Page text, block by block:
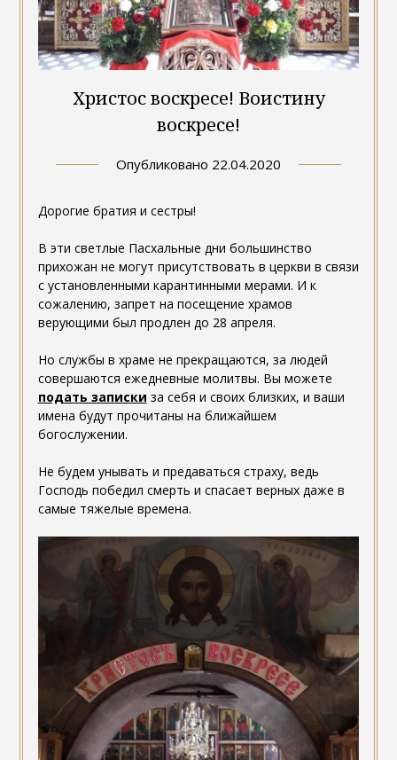
Христос воскресе! Воистину
воскресе!
Опубликовано 22.04.2020
Дорогие братия и сестры!
В эти светлые Пасхальные дни большинство
прихожан не могут присутствовать в церкви в связи
с установленными карантинными мерами. И к
сожалению, запрет на посещение храмов
верующими был продлен до 28 апреля.
Но службы в храме не прекращаются, за людей
совершаются ежедневные молитвы. Вы можете
подать записки за себя и своих близких, и ваши
имена будут прочитаны на ближайшем
богослужении.
Не будем унывать и предаваться страху, ведь
Господь победил смерть и спасает верных даже в
самые тяжелые времена.